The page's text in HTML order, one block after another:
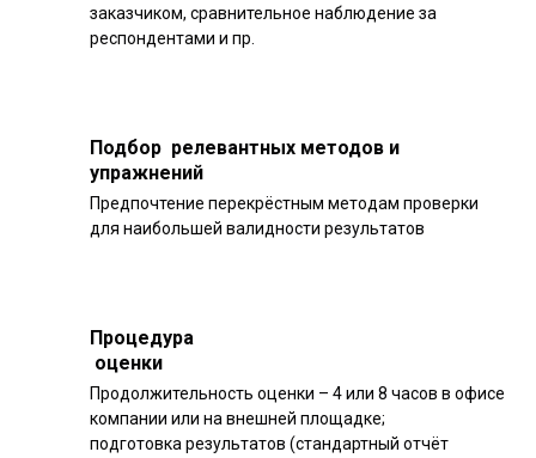
заказчиком, сравнительное наблюдение за
респондентами и пр.
Подбор релевантных методов и
упражнений
Предпочтение перекрёстным методам проверки
для наибольшей валидности результатов
Процедура
оценки
Продолжительность оценки – 4 или 8 часов в офисе
компании или на внешней площадке;
подготовка результатов (стандартный отчёт